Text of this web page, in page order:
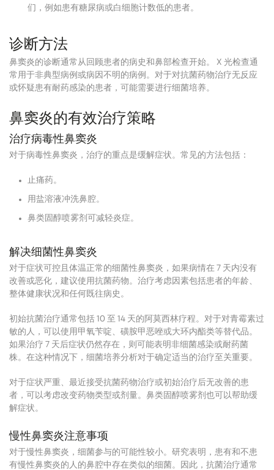
们，例如患有糖尿病或白细胞计数低的患者。
诊断方法
鼻窦炎的诊断通常从回顾患者的病史和鼻部检查开始。 X 光检查通
常用于非典型病例或病因不明的病例。对于对抗菌药物治疗无反应
或怀疑患有耐药感染的患者，可能需要进行细菌培养。
鼻窦炎的有效治疗策略
治疗病毒性鼻窦炎
对于病毒性鼻窦炎，治疗的重点是缓解症状。常见的方法包括：
止痛药。
用盐溶液冲洗鼻腔。
鼻类固醇喷雾剂可减轻炎症。
解决细菌性鼻窦炎
对于症状可控且体温正常的细菌性鼻窦炎，如果病情在 7 天内没有
改善或恶化，建议使用抗菌药物。治疗考虑因素包括患者的年龄、
整体健康状况和任何既往病史。
初始抗菌治疗通常包括 10 至 14 天的阿莫西林疗程。对于对青霉素过
敏的人，可以使用甲氧苄啶、磺胺甲恶唑或大环内酯类等替代品。
如果治疗 7 天后症状仍然存在，则可能表明非细菌感染或耐药菌
株。在这种情况下，细菌培养分析对于确定适当的治疗至关重要。
对于症状严重、最近接受抗菌药物治疗或初始治疗后无改善的患
者，可以考虑改变药物类型或剂量。鼻类固醇喷雾剂也可以帮助缓
解症状。
慢性鼻窦炎注意事项
对于慢性鼻窦炎，细菌参与的可能性较小。研究表明，患有和不患
有慢性鼻窦炎的人的鼻腔中存在类似的细菌。因此，抗菌治疗通常